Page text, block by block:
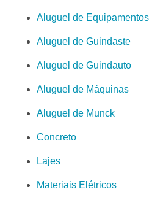
Aluguel de Equipamentos
Aluguel de Guindaste
Aluguel de Guindauto
Aluguel de Máquinas
Aluguel de Munck
Concreto
Lajes
Materiais Elétricos